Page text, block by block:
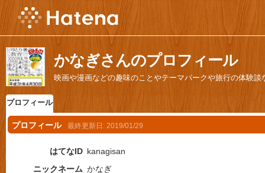
かなぎさんのプロフィール
映画や漫画などの趣味のことやテーマパークや旅行の体験談
プロフィール
プロフィール 最終更新日: 2019/01/29
はてなID kanagisan
ニックネーム かなぎ